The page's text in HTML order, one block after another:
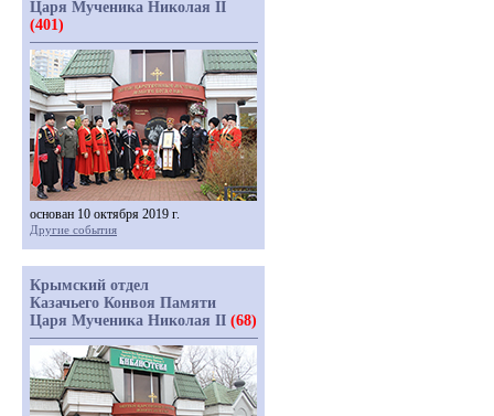
Царя Мученика Николая II
(401)
основан 10 октября 2019 г.
Другие события
Крымский отдел
Казачьего Конвоя Памяти
Царя Мученика Николая II (68)